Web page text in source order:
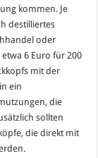
kommen. Je
destilliertes
oder
6 Euro für 200
mit der
ein
die
sollten
die direkt mit